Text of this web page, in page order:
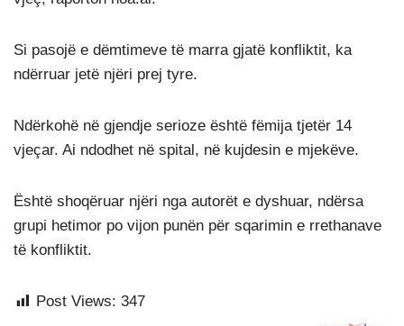
Si pasojë e dëmtimeve të marra gjatë konfliktit, ka
ndërruar jetë njëri prej tyre.
Ndërkohë në gjendje serioze është fëmija tjetër 14
vjeçar. Ai ndodhet në spital, në kujdesin e mjekëve.
Është shoqëruar njëri nga autorët e dyshuar, ndërsa
grupi hetimor po vijon punën për sqarimin e rrethanave
të konfliktit.
Post Views: 347